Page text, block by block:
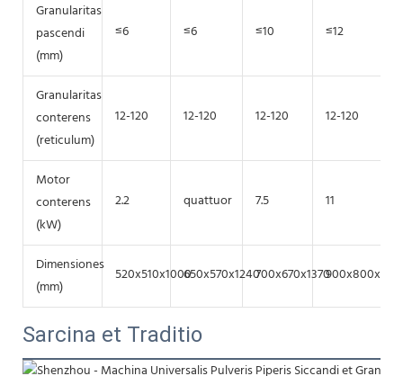
Granularitas
pascendi
(mm)
≤6 ≤6 ≤10 ≤12
Granularitas
conterens
(reticulum)
12-120 12-120 12-120 12-120
Motor
conterens
(kW)
2.2 quattuor 7.5 11
Dimensiones
(mm)
520x510x1000650x570x1240700x670x1370
Sarcina et Traditio